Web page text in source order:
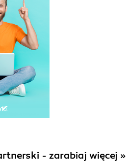
- zarabiaj więcej »